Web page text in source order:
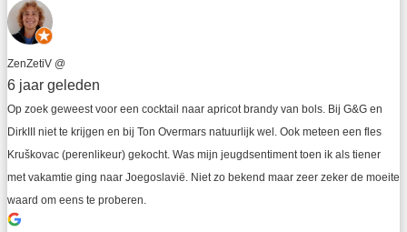
ZenZetiV @
6 jaar geleden
Op zoek geweest voor een cocktail naar apricot brandy van bols. Bij G&G en
DirkIII niet te krijgen en bij Ton Overmars natuurlijk wel. Ook meteen een fles
Kruškovac (perenlikeur) gekocht. Was mijn jeugdsentiment toen ik als tiener
met vakamtie ging naar Joegoslavië. Niet zo bekend maar zeer zeker de moeite
waard om eens te proberen.